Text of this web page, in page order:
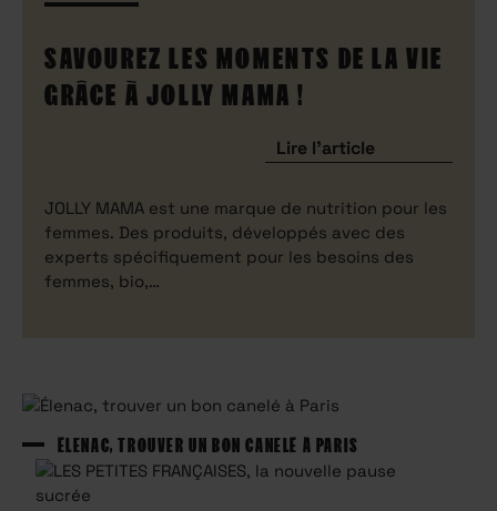
SAVOUREZ LES MOMENTS DE LA VIE
GRÂCE À JOLLY MAMA !
Lire l'article
JOLLY MAMA est une marque de nutrition pour les
femmes. Des produits, développés avec des
experts spécifiquement pour les besoins des
femmes, bio,…
ÉLENAC, TROUVER UN BON CANELÉ À PARIS